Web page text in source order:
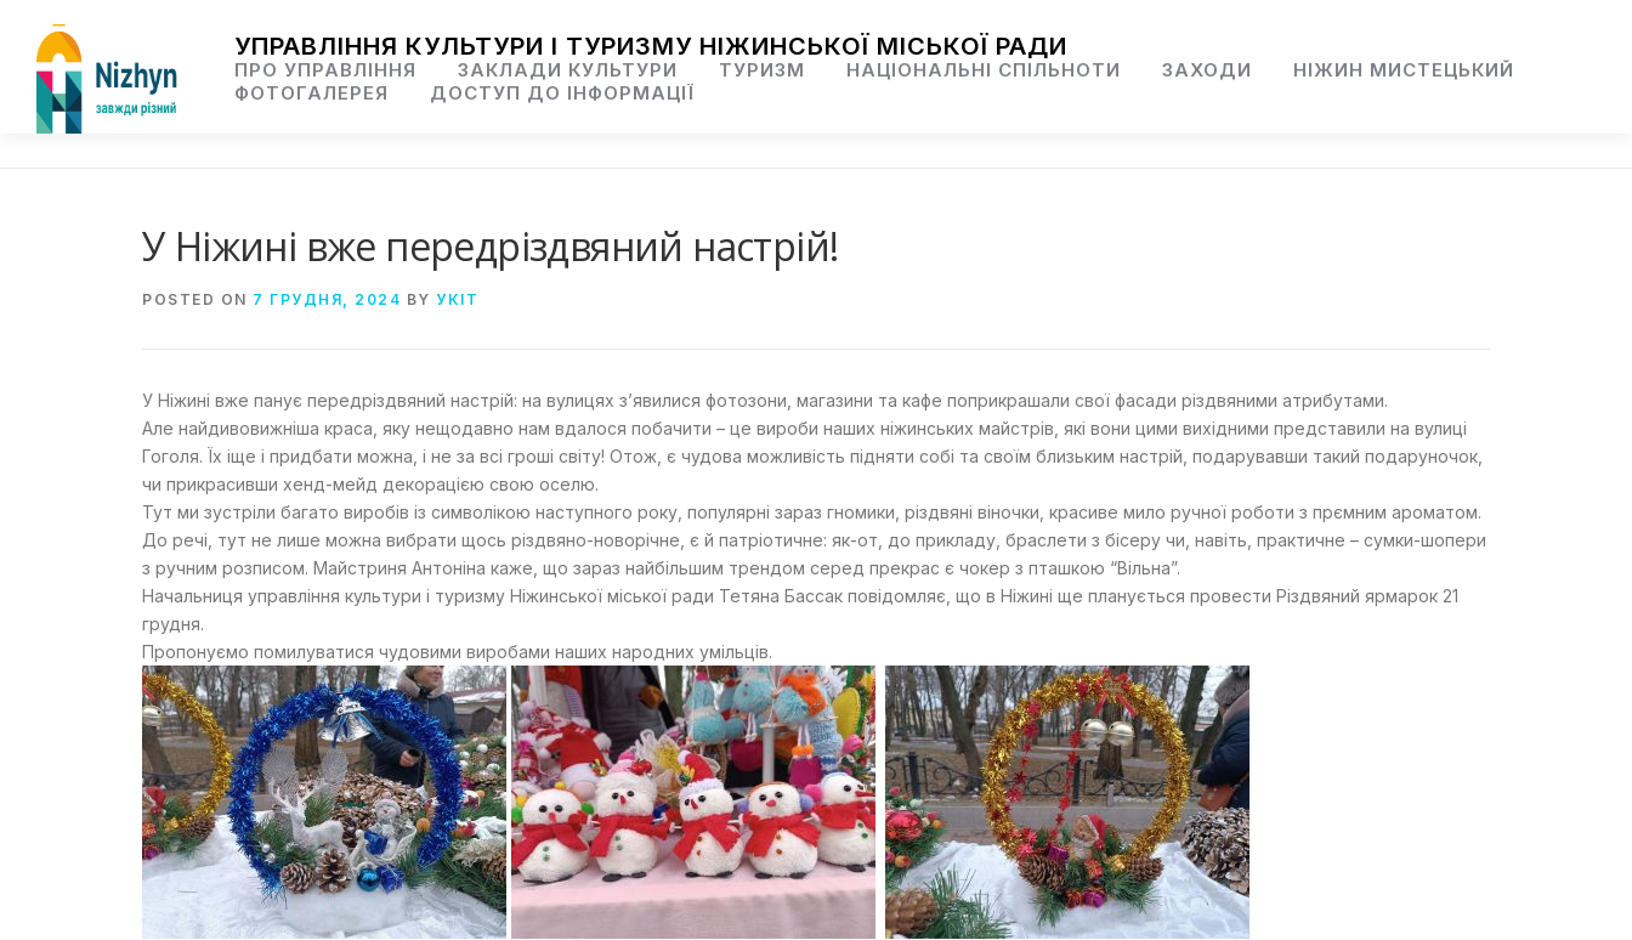
content
УПРАВЛІННЯ КУЛЬТУРИ І ТУРИЗМУ НІЖИНСЬКОЇ МІСЬКОЇ РАДИ
ПРО УПРАВЛІННЯ ЗАКЛАДИ КУЛЬТУРИ ТУРИЗМ НАЦІОНАЛЬНІ СПІЛЬНОТИ ЗАХОДИ
НІЖИН МИСТЕЦЬКИЙ
ФОТОГАЛЕРЕЯ
ДОСТУП ДО ІНФОРМАЦІЇ
У Ніжині вже передріздвяний настрій!
POSTED ON 7 ГРУДНЯ, 2024 BY УКІТ
У Ніжині вже панує передріздвяний настрій: на вулицях з’явилися фотозони, магазини та кафе поприкрашали свої фасади різдвяними атрибутами.
Але найдивовижніша краса, яку нещодавно нам вдалося побачити – це вироби наших ніжинських майстрів, які вони цими вихідними представили на вулиці
Гоголя. Їх іще і придбати можна, і не за всі гроші світу! Отож, є чудова можливість підняти собі та своїм близьким настрій, подарувавши такий подаруночок,
чи прикрасивши хенд-мейд декорацією свою оселю.
Тут ми зустріли багато виробів із символікою наступного року, популярні зараз гномики, різдвяні віночки, красиве мило ручної роботи з прємним ароматом.
До речі, тут не лише можна вибрати щось різдвяно-новорічне, є й патріотичне: як-от, до прикладу, браслети з бісеру чи, навіть, практичне – сумки-шопери
з ручним розписом. Майстриня Антоніна каже, що зараз найбільшим трендом серед прекрас є чокер з пташкою “Вільна”.
Начальниця управління культури і туризму Ніжинської міської ради Тетяна Бассак повідомляє, що в Ніжині ще планується провести Різдвяний ярмарок 21
грудня.
Пропонуємо помилуватися чудовими виробами наших народних умільців.